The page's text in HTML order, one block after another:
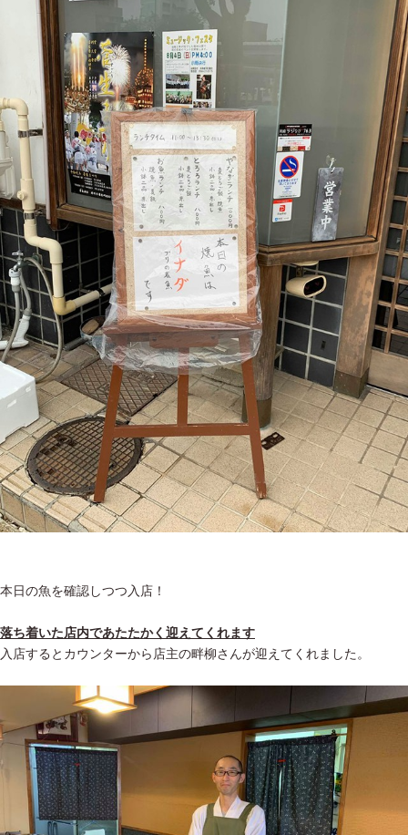
本日の魚を確認しつつ入店！
落ち着いた店内であたたかく迎えてくれます
入店するとカウンターから店主の畔柳さんが迎えてくれました。